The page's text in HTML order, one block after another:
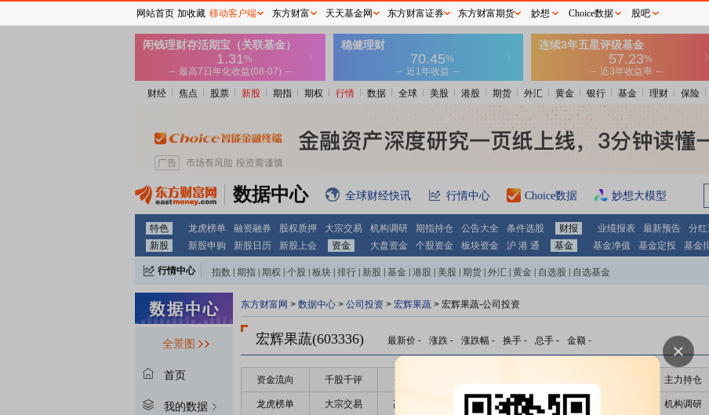
财经 焦点 股票 新股 期指 期权 行情 数据 全球 美股 港股 期货 外汇 黄金 银行 基金 理财 保险
数据中心 全球财经快讯 行情中心 Choice数据 妙想大模型
特色 龙虎榜单 融资融券 股权质押 大宗交易 机构调研 期指持仓 公告大全 条件选股 财报 业绩报表 最新预告 分
新股
新股申购 新股日历 新股上会 资金 大盘资金 个股资金 板块资金 沪 港 通 基金 基金净值 基金定投 基金
行情中心 指数 期指 期权 个股 板块 排行 新股 基金 港股 美股 期货 外汇 黄金 自选股 自选基金
全景图
首页
我的数据
东方财富网 > 数据中心 > 公司投资 > 宏辉果蔬 > 宏辉果蔬-公司投资
宏辉果蔬(603336) 最新价 - 涨跌 - 涨跌幅 - 换手 - 总手 - 金额 -
资金流向 千股千评 公告 主力持仓
龙虎榜单 大宗交易 高管持股 股东大会 个股研报 机构调研
网站首页 加收藏 移动客户端 东方财富 天天基金网 东方财富证券 东方财富期货 妙想 Choice数据 股吧